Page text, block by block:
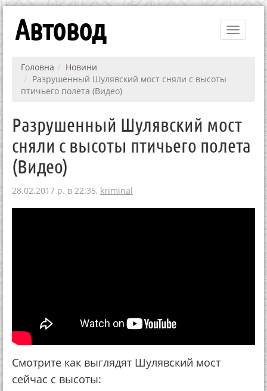
Toggle
Автовод
Головна
Новини
Разрушенный Шулявский мост сняли с высоты
птичьего полета (Видео)
Разрушенный Шулявский мост
сняли с высоты птичьего полета
(Видео)
28.02.2017 р. в 22:35, kriminal
Смотрите как выглядят Шулявский мост
сейчас с высоты: